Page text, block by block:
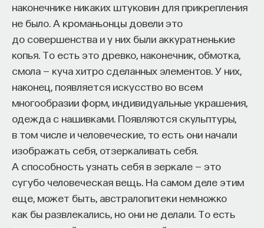
наконечнике никаких штуковин для прикрепления
не было. А кроманьонцы довели это
до совершенства и у них были аккуратненькие
копья. То есть это древко, наконечник, обмотка,
смола — куча хитро сделанных элементов. У них,
наконец, появляется искусство во всем
многообразии форм, индивидуальные украшения,
одежда с нашивками. Появляются скульптуры,
в том числе и человеческие, то есть они начали
изображать себя, отзеркаливать себя.
А способность узнать себя в зеркале — это
сугубо человеческая вещь. На самом деле этим
еще, может быть, австралопитеки немножко
как бы развлекались, но они не делали. То есть
и отлитая в очень устойчивые нормы и правила
структура получит имя новой комедии. Напомню,
что комедиями в это время называются пьесы
Комедия — синоним слова «пьеса».
В театральном наследии Лопе де Веги выделяют
пьесы всех существующих на тот момент
жанров. Однако разнообразие сюжетов никогда
не нарушает единства эстетических
и тематических принципов, которые исповедует
Лопе де Вега. У него пьесы всегда наполнены
очень сложной и запутанной интригой и связаны